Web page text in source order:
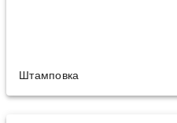
Штамповка